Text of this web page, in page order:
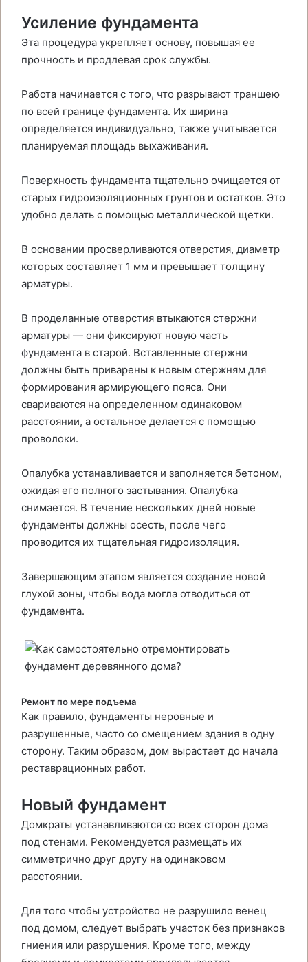
Усиление фундамента
Эта процедура укрепляет основу, повышая ее
прочность и продлевая срок службы.
Работа начинается с того, что разрывают траншею
по всей границе фундамента. Их ширина
определяется индивидуально, также учитывается
планируемая площадь выхаживания.
Поверхность фундамента тщательно очищается от
старых гидроизоляционных грунтов и остатков. Это
удобно делать с помощью металлической щетки.
В основании просверливаются отверстия, диаметр
которых составляет 1 мм и превышает толщину
арматуры.
В проделанные отверстия втыкаются стержни
арматуры — они фиксируют новую часть
фундамента в старой. Вставленные стержни
должны быть приварены к новым стержням для
формирования армирующего пояса. Они
свариваются на определенном одинаковом
расстоянии, а остальное делается с помощью
проволоки.
Опалубка устанавливается и заполняется бетоном,
ожидая его полного застывания. Опалубка
снимается. В течение нескольких дней новые
фундаменты должны осесть, после чего
проводится их тщательная гидроизоляция.
Завершающим этапом является создание новой
глухой зоны, чтобы вода могла отводиться от
фундамента.
Ремонт по мере подъема
Как правило, фундаменты неровные и
разрушенные, часто со смещением здания в одну
сторону. Таким образом, дом вырастает до начала
реставрационных работ.
Новый фундамент
Домкраты устанавливаются со всех сторон дома
под стенами. Рекомендуется размещать их
симметрично друг другу на одинаковом
расстоянии.
Для того чтобы устройство не разрушило венец
под домом, следует выбрать участок без признаков
гниения или разрушения. Кроме того, между